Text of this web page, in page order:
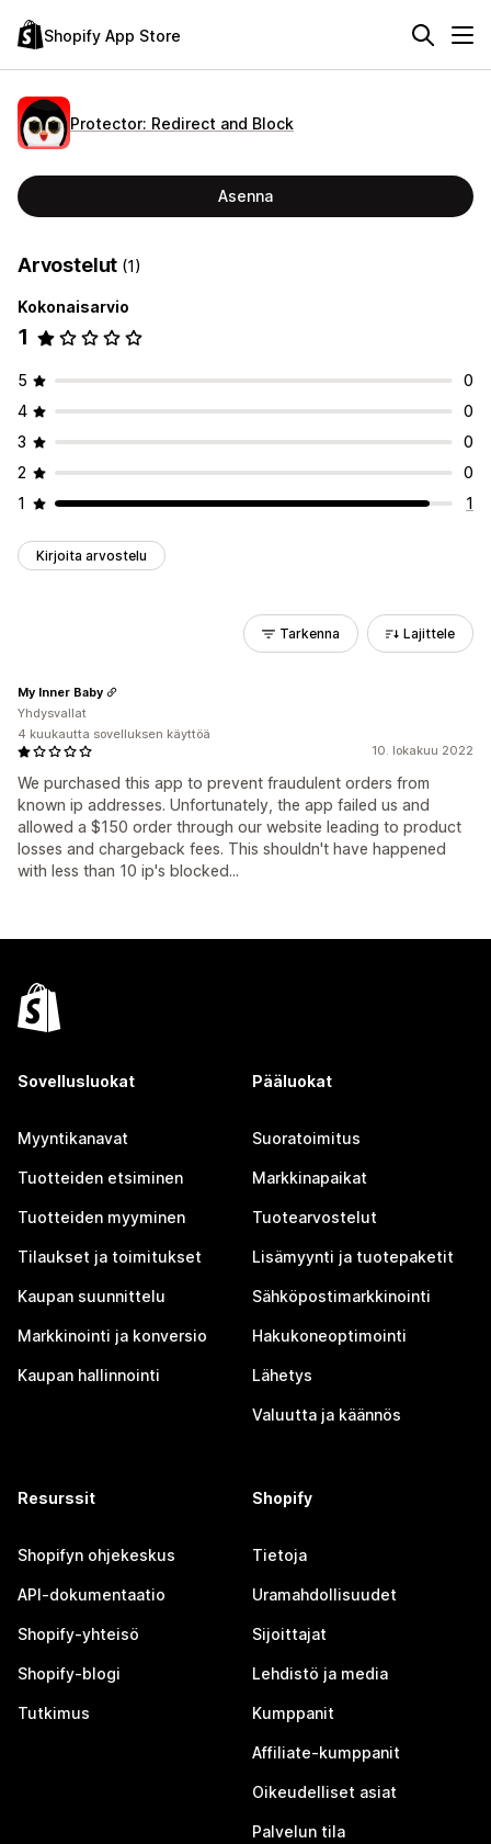
Shopify App Store
Protector: Redirect and Block
Asenna
Arvostelut (1)
Kokonaisarvio
1
5
0
4
0
3
0
2
0
1
1
Kirjoita arvostelu
Tarkenna Lajittele
10. lokakuu 2022
We purchased this app to prevent fraudulent orders from
known ip addresses. Unfortunately, the app failed us and
allowed a $150 order through our website leading to product
losses and chargeback fees. This shouldn't have happened
with less than 10 ip's blocked...
My Inner Baby
Yhdysvallat
4 kuukautta sovelluksen käyttöä
Sovellusluokat
Myyntikanavat
Tuotteiden etsiminen
Tuotteiden myyminen
Tilaukset ja toimitukset
Kaupan suunnittelu
Markkinointi ja konversio
Kaupan hallinnointi
Pääluokat
Suoratoimitus
Markkinapaikat
Tuotearvostelut
Lisämyynti ja tuotepaketit
Sähköpostimarkkinointi
Hakukoneoptimointi
Lähetys
Valuutta ja käännös
Resurssit
Shopifyn ohjekeskus
API-dokumentaatio
Shopify-yhteisö
Shopify-blogi
Tutkimus
Shopify
Tietoja
Uramahdollisuudet
Sijoittajat
Lehdistö ja media
Kumppanit
Affiliate-kumppanit
Oikeudelliset asiat
Palvelun tila